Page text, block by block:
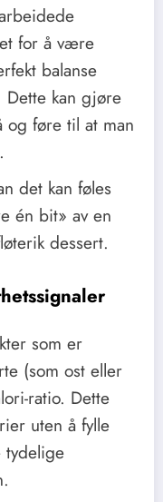
for å være
balanse
Dette kan gjøre
føre til at man
det kan føles
én bit» av en
dessert.
som er
(som ost eller
ratio. Dette
uten å fylle
tydelige